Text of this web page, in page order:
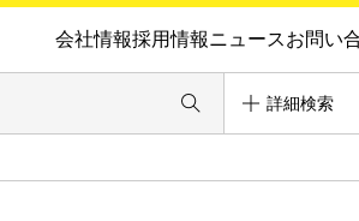
会社情報採用情報ニュースお問い
詳細検索